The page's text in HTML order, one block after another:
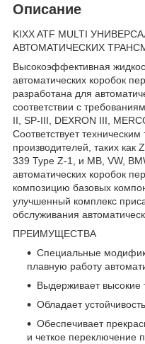
Описание
KIXX ATF MULTI
АВТОМАТИЧЕСКИХ
Высокоэффективная
автоматических коробок
разработана для
соответствии с
II, SP-III, DEXRON III,
Соответствует
производителей, таких
339 Type Z-1, и MB, VW,
автоматических коробок
композицию базовых
улучшенный комплекс
обслуживания
ПРЕИМУЩЕСТВА
Специальные
плавную работу
Выдерживает высокие
Обладает
Обеспечивает
и четкое переключение